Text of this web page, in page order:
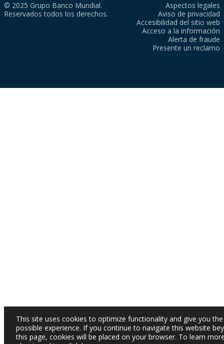
© 2025 Grupo Banco Mundial.
Reservados todos los derechos.
Aspectos legales
Aviso de privacidad
Accesibilidad del sitio web
Acceso a la información
Alerta de fraude
Presente un reclamo
This site uses cookies to optimize functionality and give you
possible experience. If you continue to navigate this website
this page, cookies will be placed on your browser. To learn